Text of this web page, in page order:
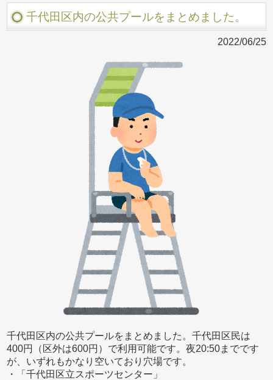
千代田区内の公共プールをまとめました。
2022/06/25
千代田区内の公共プールをまとめました。千代田区民は
400円（区外は600円）で利用可能です。夜20:50までです
が、いずれもかなり空いており穴場です。
・「千代田区立スポーツセンター」